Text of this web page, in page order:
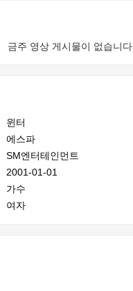
금주 영상 게시물이 없습니다.
윈터
에스파
SM엔터테인먼트
2001-01-01
가수
여자